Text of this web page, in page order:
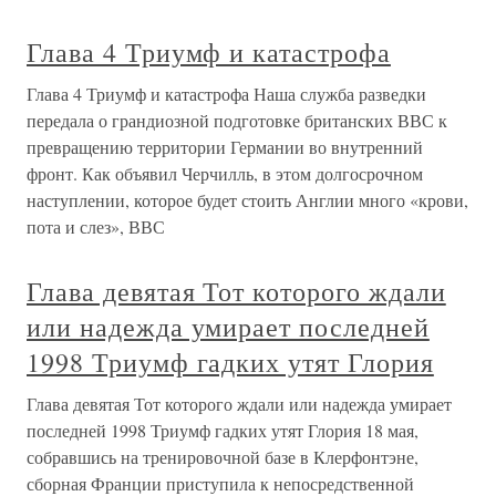
Глава 4 Триумф и катастрофа
Глава 4 Триумф и катастрофа Наша служба разведки
передала о грандиозной подготовке британских ВВС к
превращению территории Германии во внутренний
фронт. Как объявил Черчилль, в этом долгосрочном
наступлении, которое будет стоить Англии много «крови,
пота и слез», ВВС
Глава девятая Тот которого ждали
или надежда умирает последней
1998 Триумф гадких утят Глория
Глава девятая Тот которого ждали или надежда умирает
последней 1998 Триумф гадких утят Глория 18 мая,
собравшись на тренировочной базе в Клерфонтэне,
сборная Франции приступила к непосредственной